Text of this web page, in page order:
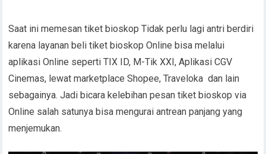
Saat ini memesan tiket bioskop Tidak perlu lagi antri berdiri
karena layanan beli tiket bioskop Online bisa melalui
aplikasi Online seperti TIX ID, M-Tik XXI, Aplikasi CGV
Cinemas, lewat marketplace Shopee, Traveloka dan lain
sebagainya. Jadi bicara kelebihan pesan tiket bioskop via
Online salah satunya bisa mengurai antrean panjang yang
menjemukan.